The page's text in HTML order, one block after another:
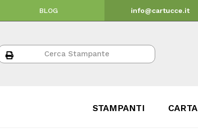
BLOG info@cartucce.it
STAMPANTI CARTA